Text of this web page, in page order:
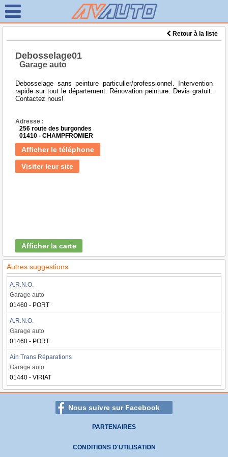
Retour à la liste
Debosselage01
Garage auto
Debosselage sans peinture particulier/professionnel. Intervention
rapide sur tout le département. Rénovation peinture. Devis gratuit.
Contactez nous!
Adresse :
256 route des burgondes
01410 - CHAMPFROMIER
Afficher le téléphone
Visiter leur site
Afficher la carte
Autres suggestions
A.R.N.O.
Garage auto
01460 - PORT
A.R.N.O.
Garage auto
01460 - PORT
Ain Trans Réparations
Garage auto
01440 - VIRIAT
Nous suivre sur Facebook
PARTENAIRES
CONDITIONS D'UTILISATION